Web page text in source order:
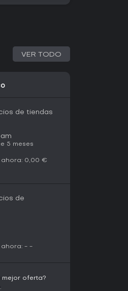
VER TODO
de tiendas
5 meses
ahora: 0,00 €
de
ahora: - -
mejor oferta?